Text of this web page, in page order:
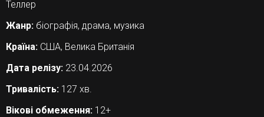
Теллер
Жанр: біографія, драма, музика
Країна: США, Велика Британія
Дата релізу: 23.04.2026
Тривалість: 127 хв.
Вікові обмеження: 12+